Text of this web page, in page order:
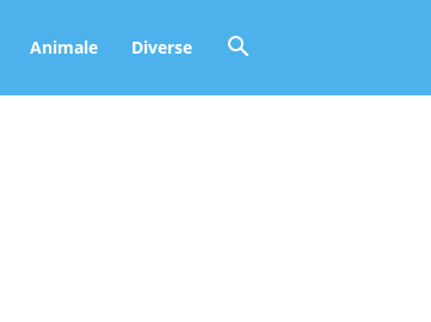
Animale Diverse